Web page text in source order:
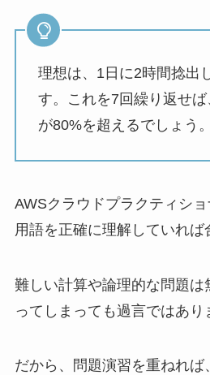
理想は、1日に2時間捻出
す。これを7回繰り返せ
が80%を超えるでしょう。
AWSクラウドプラクティシ
用語を正確に理解していれば
難しい計算や論理的な問題は
ってしまっても過言ではあり
だから、問題演習を重ねれば